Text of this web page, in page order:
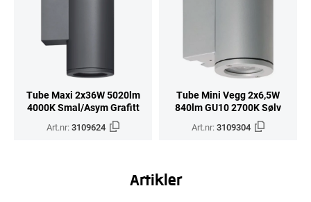
Tube Maxi 2x36W 5020lm
4000K Smal/Asym Grafitt
Art.nr:3109624
Tube Mini Vegg 2x6,5W
840lm GU10 2700K Sølv
Art.nr:3109304
Artikler